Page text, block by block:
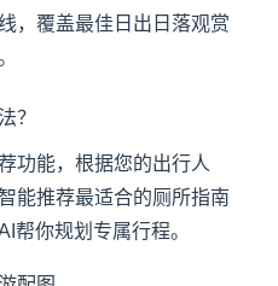
，覆盖最佳日出日落观赏
？
功能，根据您的出行人
能推荐最适合的厕所指南
帮你规划专属行程。